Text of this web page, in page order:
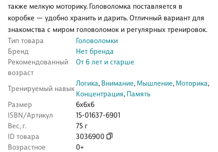
также мелкую моторику. Головоломка поставляется в
коробке — удобно хранить и дарить. Отличный вариант для
знакомства с миром головоломок и регулярных тренировок.
Тип товара
Головоломки
Бренд
Нет бренда
Рекомендованный
возраст
От 6 лет и старше
Тренируемый навык
Логика, Внимание, Мышление, Моторика,
Концентрация, Память
Размер
6x6x6
ISBN/Артикул
15-01637-6901
Вес, г.
75 г
ID товара
3036900
Возрастное
0+